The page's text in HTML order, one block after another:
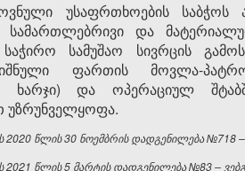
უსაფრთხოების საბჭოს
სამართლებრივი და
საჭირო სამუშაო სივრცის
ფართის მოვლა-
ხარჯი) და ოპერაციულ
უზრუნველყოფა.
2020 წლის 30 ნოემბრის დადგენილება №718
2021 წლის 5 მარტის დადგენილება №83 –